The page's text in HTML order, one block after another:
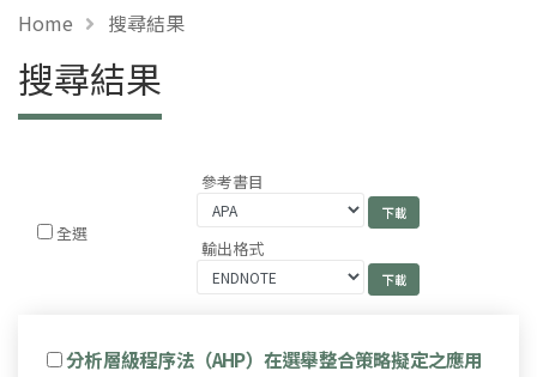
Home 搜尋結果
搜尋結果
全選
參考書目
輸出格式
分析層級程序法（AHP）在選舉整合策略擬定之應用